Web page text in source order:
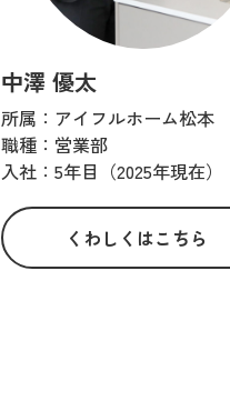
中澤 優太
所属：アイフルホーム松本
職種：営業部
入社：5年目（2025年現在）
くわしくはこちら